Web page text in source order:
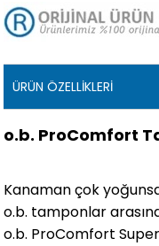
ÜRÜN ÖZELLIKLERI
o.b. ProComfort
Kanaman çok
o.b. tamponlar
o.b. ProComfort